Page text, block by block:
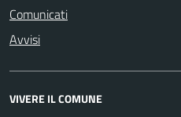
Comunicati
Avvisi
VIVERE IL COMUNE